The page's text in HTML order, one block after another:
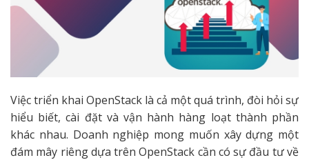
Việc triển khai OpenStack là cả một quá trình, đòi hỏi sự
hiểu biết, cài đặt và vận hành hàng loạt thành phần
khác nhau. Doanh nghiệp mong muốn xây dựng một
đám mây riêng dựa trên OpenStack cần có sự đầu tư về